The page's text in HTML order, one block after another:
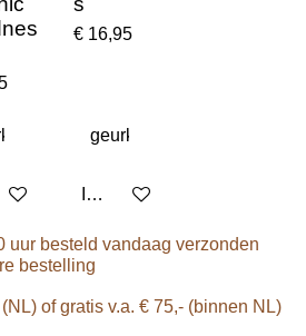
€ 16,95
In winkelwagen
uur besteld vandaag verzonden
bestelling
of gratis v.a. € 75,- (binnen NL)